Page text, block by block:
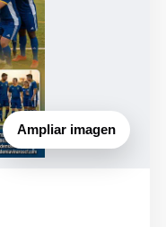
Ampliar imagen